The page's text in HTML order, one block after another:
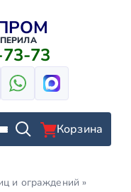
73
Корзина
и ограждений »